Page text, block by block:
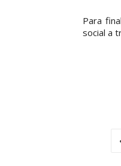
Para
social a